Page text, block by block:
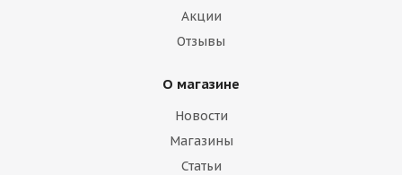
Акции
Отзывы
О магазине
Новости
Магазины
Статьи